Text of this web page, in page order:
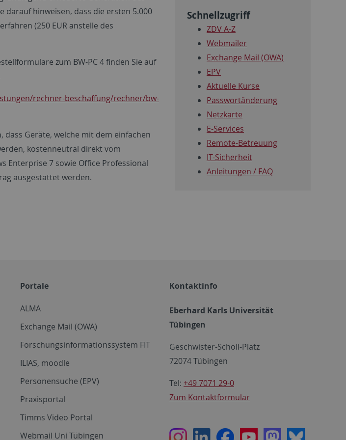
darauf hinweisen, dass die ersten 5.000
(250 EUR anstelle des
zum BW-PC 4 finden Sie auf
rechner-beschaffung/rechner/bw-
dass Geräte, welche mit dem einfachen
kostenneutral direkt vom
Enterprise 7 sowie Office Professional
ausgestattet werden.
Schnellzugriff
ZDV A-Z
Webmailer
Exchange Mail (OWA)
EPV
Aktuelle Kurse
Passwortänderung
Netzkarte
E-Services
Remote-Betreuung
IT-Sicherheit
Anleitungen / FAQ
Portale
ALMA
Exchange Mail (OWA)
Forschungsinformationssystem FIT
ILIAS, moodle
Personensuche (EPV)
Praxisportal
Timms Video Portal
Webmail Uni Tübingen
Kontaktinfo
Eberhard Karls Universität
Tübingen
Geschwister-Scholl-Platz
72074 Tübingen
Tel: +49 7071 29-0
Zum Kontaktformular
InstagramLinkedInFacebookYoutubeMastodon
Bluesky